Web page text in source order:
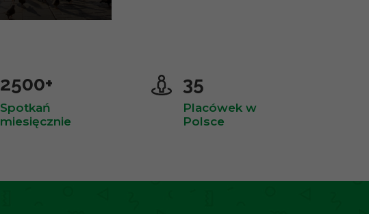
2500+
Spotkań
miesięcznie
35
Placówek w
Polsce